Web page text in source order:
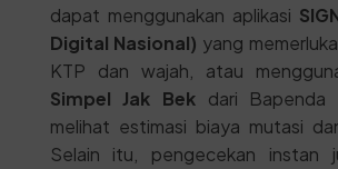
dapat menggunakan aplikasi
Digital Nasional) yang
KTP dan wajah, atau
Simpel Jak Bekdari Bapenda
melihat estimasi biaya mutasi
Selain itu, pengecekan instan